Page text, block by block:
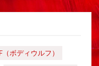
ボディウルフ）